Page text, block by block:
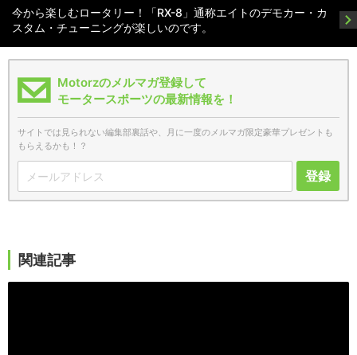
今から楽しむロータリー！「RX-8」通称エイトのデモカー・カ
スタム・チューニングが楽しいのです。
Motorzのメルマガ登録して
モータースポーツの最新情報を！
サイトでは見られない編集部裏話や、月に一度のメルマガ限定豪華プレゼントも
もらえるかも！？
登録
関連記事